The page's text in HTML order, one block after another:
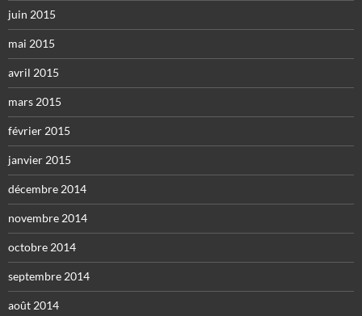
juin 2015
mai 2015
avril 2015
mars 2015
février 2015
janvier 2015
décembre 2014
novembre 2014
octobre 2014
septembre 2014
août 2014